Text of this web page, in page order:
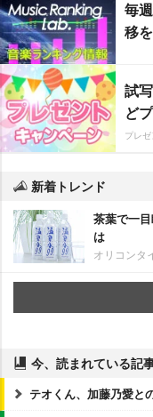
毎
移
試
ど
プレ
新着トレンド
茶葉で一
は
オリコンタ
今、読まれている記
テオくん、加藤乃愛と